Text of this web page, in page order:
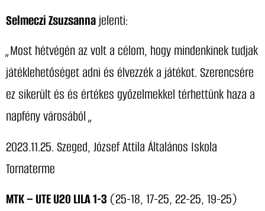
Selmeczi Zsuzsannajelenti:
„Most hétvégén az volt a célom, hogy mindenkinek tudjak
játéklehetőséget adni és élvezzék a játékot. Szerencsére
ez sikerült és és értékes győzelmekkel térhettünk haza a
napfény városából„
2023.11.25. Szeged, József Attila Általános Iskola
Tornaterme
MTK – UTE U20 LILA 1-3 (25-18, 17-25, 22-25, 19-25)